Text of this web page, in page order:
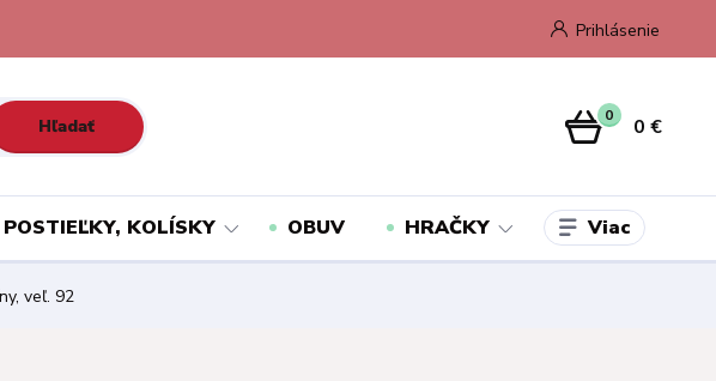
Prihlásenie
Hľadať 0 0 €
KOLÍSKY OBUV HRAČKY Viac
veľ. 92